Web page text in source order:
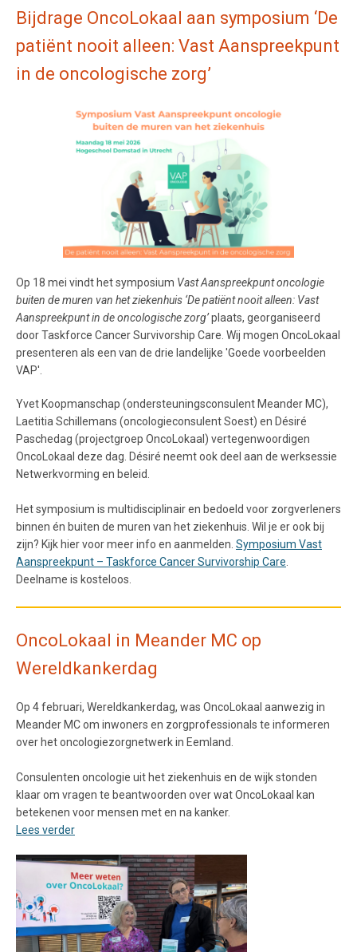
Bijdrage OncoLokaal aan symposium ‘De
patiënt nooit alleen: Vast Aanspreekpunt
in de oncologische zorg’
Op 18 mei vindt het symposium Vast Aanspreekpunt oncologie
buiten de muren van het ziekenhuis ‘De patiënt nooit alleen: Vast
Aanspreekpunt in de oncologische zorg’plaats, georganiseerd
door Taskforce Cancer Survivorship Care. Wij mogen OncoLokaal
presenteren als een van de drie landelijke 'Goede voorbeelden
VAP'.
Yvet Koopmanschap (ondersteuningsconsulent Meander MC),
Laetitia Schillemans (oncologieconsulent Soest) en Désiré
Paschedag (projectgroep OncoLokaal) vertegenwoordigen
OncoLokaal deze dag. Désiré neemt ook deel aan de werksessie
Netwerkvorming en beleid.
Het symposium is multidisciplinair en bedoeld voor zorgverleners
binnen én buiten de muren van het ziekenhuis. Wil je er ook bij
zijn? Kijk hier voor meer info en aanmelden. Symposium Vast
Aanspreekpunt – Taskforce Cancer Survivorship Care
Deelname is kosteloos.
OncoLokaal in Meander MC op
Wereldkankerdag
Op 4 februari, Wereldkankerdag, was OncoLokaal aanwezig in
Meander MC om inwoners en zorgprofessionals te informeren
over het oncologiezorgnetwerk in Eemland.
Consulenten oncologie uit het ziekenhuis en de wijk stonden
klaar om vragen te beantwoorden over wat OncoLokaal kan
betekenen voor mensen met en na kanker.
Lees verder